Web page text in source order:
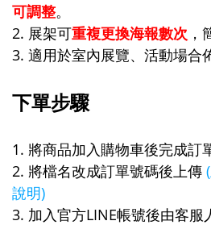
可調整。
2. 展架可重複更換海報數次 ，
3. 適用於室內展覽、活動場合
下單步驟
1. 將商品加入購物車後完成訂
2. 將檔名改成訂單號碼後上傳
說明)
3. 加入官方LINE帳號後由客服